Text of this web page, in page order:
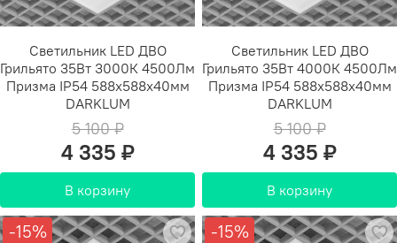
Светильник LED ДВО
Грильято 35Вт 3000К 4500Лм
Призма IP54 588х588х40мм
DARKLUM
5 100 ₽
4 335 ₽
В корзину
Светильник LED ДВО
Грильято 35Вт 4000К 4500Лм
Призма IP54 588х588х40мм
DARKLUM
5 100 ₽
4 335 ₽
В корзину
-15% -15%